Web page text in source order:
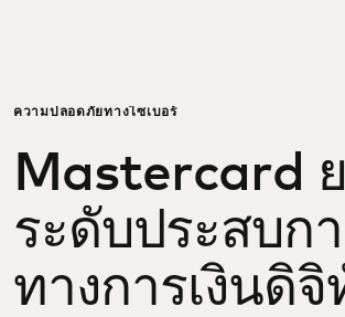
สำหรับธุรกิจ
เพื่อโลก
สำหรับผู้สร้างนวัตกรรม
ความปลอดภัยทางไซเบอร์
Mastercard
ระดับประสบก
ทางการเงินดิจิ